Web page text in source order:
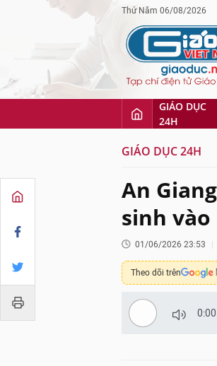
Thứ Năm 06/08/2026
GIÁO DỤC
24H
GIÁO DỤC 24H
An
sinh
01/06/2026 23:53
Theo dõi trên
0:00